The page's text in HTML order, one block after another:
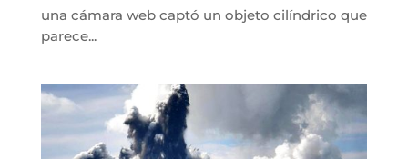
una cámara web captó un objeto cilíndrico que
parece...